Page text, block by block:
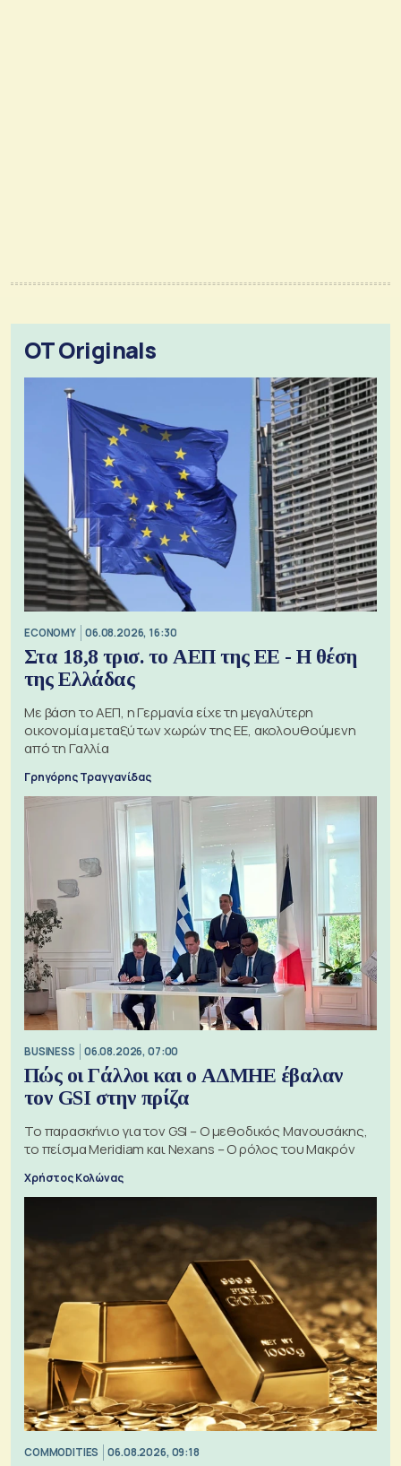
OT Originals
ECONOMY 06.08.2026, 16:30
Στα 18,8 τρισ. το ΑΕΠ της ΕΕ - Η θέση
της Ελλάδας
Με βάση το ΑΕΠ, η Γερμανία είχε τη μεγαλύτερη
οικονομία μεταξύ των χωρών της ΕΕ, ακολουθούμενη
από τη Γαλλία
Γρηγόρης Τραγγανίδας
BUSINESS 06.08.2026, 07:00
Πώς οι Γάλλοι και ο ΑΔΜΗΕ έβαλαν
τον GSI στην πρίζα
Το παρασκήνιο για τον GSI – Ο μεθοδικός Μανουσάκης,
το πείσμα Meridiam και Nexans – Ο ρόλος του Μακρόν
Χρήστος Κολώνας
COMMODITIES 06.08.2026, 09:18